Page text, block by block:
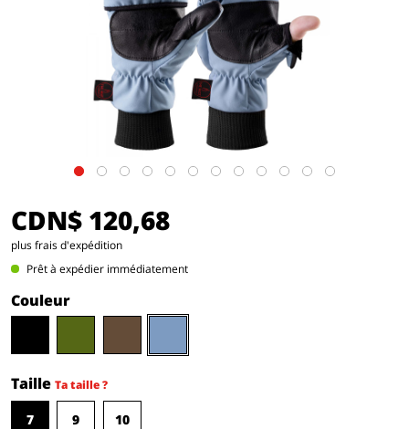
CDN$ 120,68
plus frais d'expédition
Prêt à expédier immédiatement
Couleur
Taille Ta taille ?
7 9 10